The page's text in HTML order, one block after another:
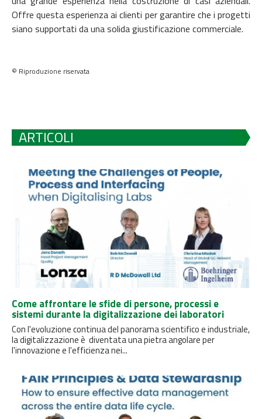
Offre questa esperienza ai clienti per garantire che i progetti
siano supportati da una solida giustificazione commerciale.
© Riproduzione riservata
ARTICOLI
Come affrontare le sfide di persone, processi e
sistemi durante la digitalizzazione dei laboratori
Con l'evoluzione continua del panorama scientifico e industriale,
la digitalizzazione è diventata una pietra angolare per
l'innovazione e l'efficienza nei...